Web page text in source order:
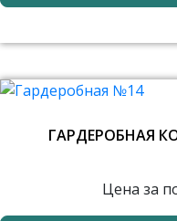
ГАРДЕРОБНАЯ
Цена за